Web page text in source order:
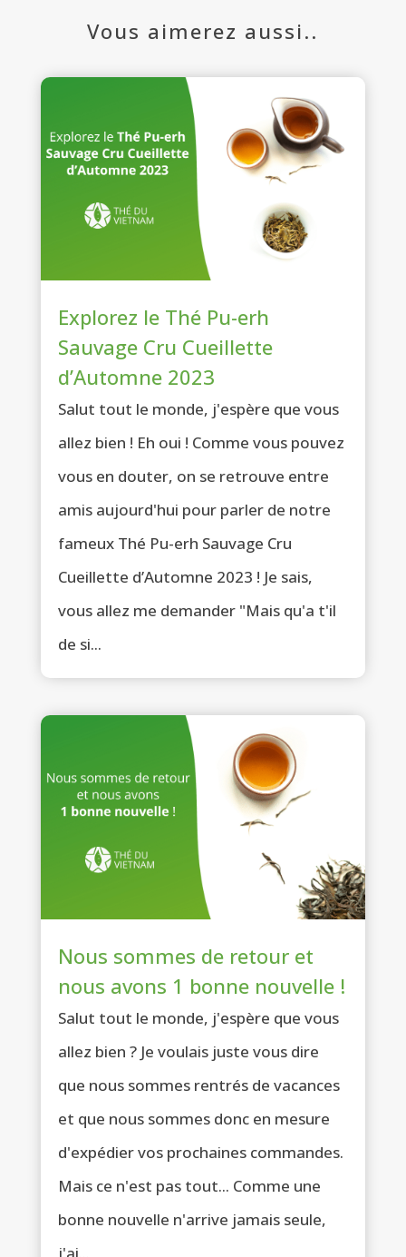
Vous aimerez aussi..
Explorez le Thé Pu-erh
Sauvage Cru Cueillette
d’Automne 2023
Salut tout le monde, j'espère que vous
allez bien ! Eh oui ! Comme vous pouvez
vous en douter, on se retrouve entre
amis aujourd'hui pour parler de notre
fameux Thé Pu-erh Sauvage Cru
Cueillette d’Automne 2023 ! Je sais,
vous allez me demander "Mais qu'a t'il
de si...
Nous sommes de retour et
nous avons 1 bonne nouvelle !
Salut tout le monde, j'espère que vous
allez bien ? Je voulais juste vous dire
que nous sommes rentrés de vacances
et que nous sommes donc en mesure
d'expédier vos prochaines commandes.
Mais ce n'est pas tout... Comme une
bonne nouvelle n'arrive jamais seule,
j'ai...